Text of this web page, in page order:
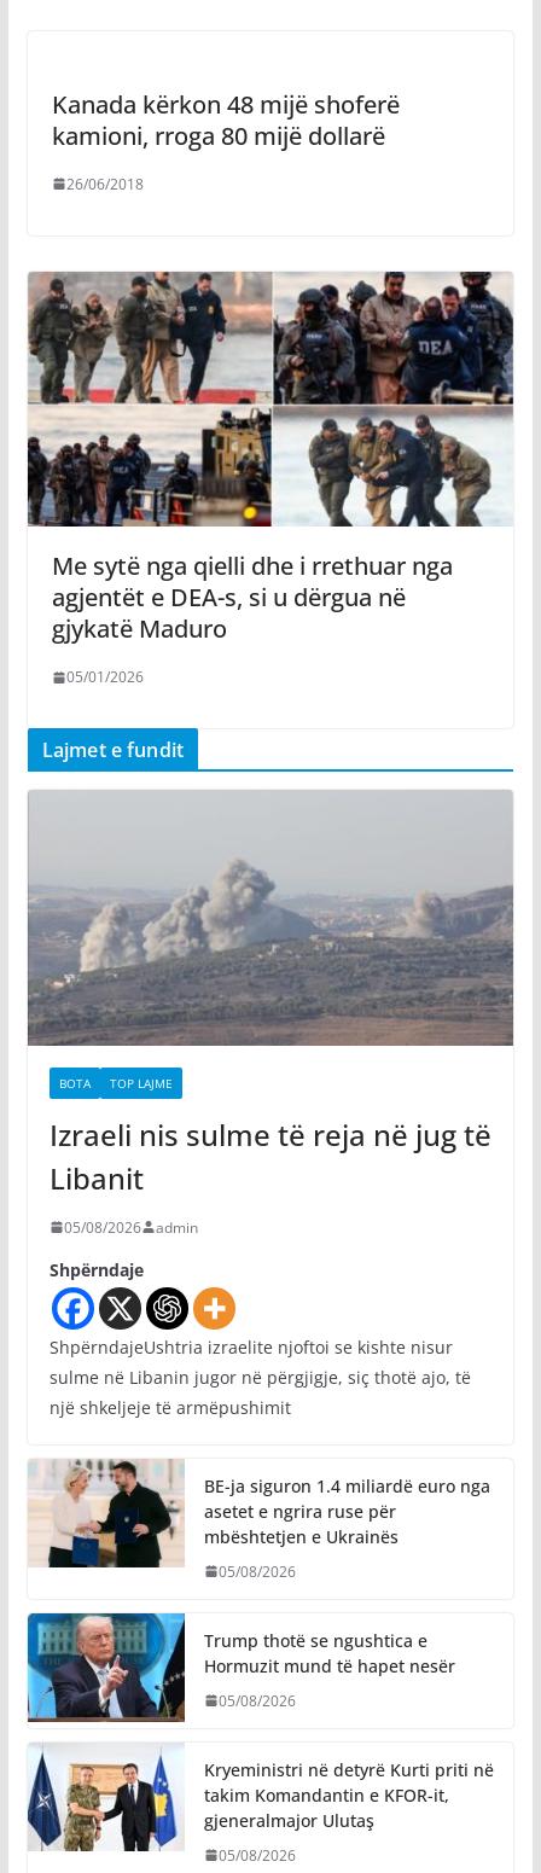
Kanada kërkon 48 mijë shoferë
kamioni, rroga 80 mijë dollarë
26/06/2018
Me sytë nga qielli dhe i rrethuar nga
agjentët e DEA-s, si u dërgua në
gjykatë Maduro
05/01/2026
Lajmet e fundit
BOTA TOP LAJME
Izraeli nis sulme të reja në jug të
Libanit
05/08/2026 admin
Shpërndaje
ShpërndajeUshtria izraelite njoftoi se kishte nisur
sulme në Libanin jugor në përgjigje, siç thotë ajo, të
një shkeljeje të armëpushimit
BE-ja siguron 1.4 miliardë euro nga
asetet e ngrira ruse për
mbështetjen e Ukrainës
05/08/2026
Trump thotë se ngushtica e
Hormuzit mund të hapet nesër
05/08/2026
Kryeministri në detyrë Kurti priti në
takim Komandantin e KFOR-it,
gjeneralmajor Ulutaş
05/08/2026